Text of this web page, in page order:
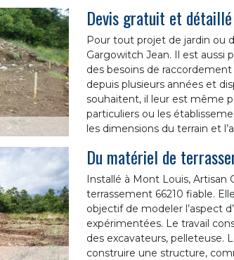
Devis gratuit et
Pour tout projet de jardin ou
Gargowitch Jean. Il est aussi
des besoins de
depuis plusieurs années et
souhaitent, il leur est même
particuliers ou les
les dimensions du terrain et
Du matériel de
Installé à Mont Louis,
terrassement 66210 fiable.
objectif de modeler l’aspect
expérimentées. Le travail
des excavateurs, pelleteuse.
construire une structure,